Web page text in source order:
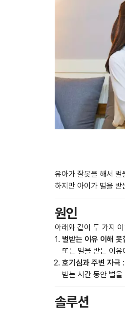
유아가 잘못을 해서
하지만 아이가 벌을 받
원인
아래와 같이 두 가지
벌받는 이유 이해 못
또는 벌을 받는 이
호기심과 주변 자극
받는 시간 동안 벌
솔루션